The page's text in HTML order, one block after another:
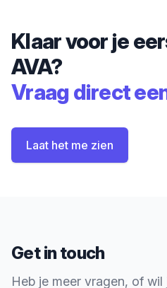
Klaar voor je
AVA?
Vraag direct
Laat het me zien
Get in touch
Heb je meer vragen, of